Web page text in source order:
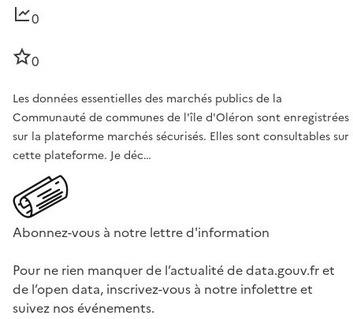
0
0
Les données essentielles des marchés publics de la
Communauté de communes de l'île d'Oléron sont enregistrées
sur la plateforme marchés sécurisés. Elles sont consultables sur
cette plateforme. Je déc…
Abonnez-vous à notre lettre d'information
Pour ne rien manquer de l’actualité de data.gouv.fr et
de l’open data, inscrivez-vous à notre infolettre et
suivez nos événements.